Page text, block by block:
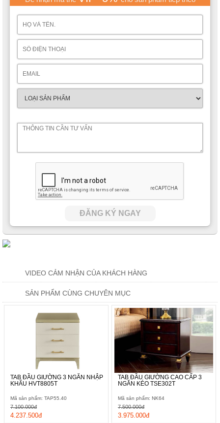
ĐĂNG KÝ NGAY
VIDEO CẢM NHẬN CỦA KHÁCH HÀNG
SẢN PHẨM CÙNG CHUYÊN MỤC
TAB ĐẦU GIƯỜNG 3 NGĂN NHẬP
KHẨU HVT8805T
Mã sản phẩm: TAP55.40
4.237.500đ
7.100.000đ
TAB ĐẦU GIƯỜNG CAO CẤP 3
NGĂN KÉO TSE302T
Mã sản phẩm: NK64
3.975.000đ
7.500.000đ